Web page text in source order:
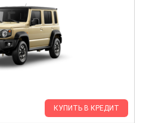
КУПИТЬ В КРЕДИТ